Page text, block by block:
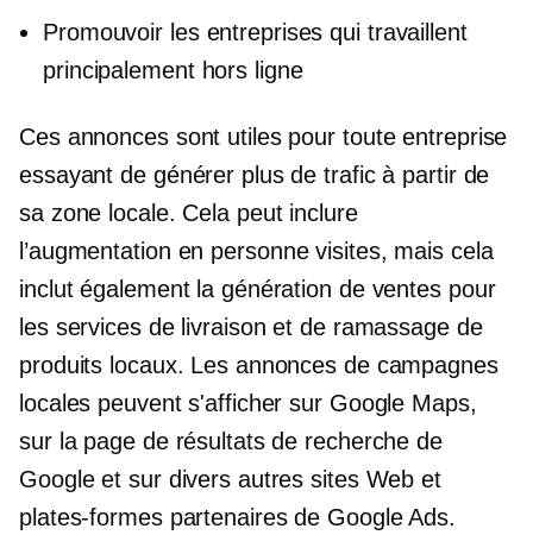
Promouvoir les entreprises qui travaillent
principalement hors ligne
Ces annonces sont utiles pour toute entreprise
essayant de générer plus de trafic à partir de
sa zone locale. Cela peut inclure
l’augmentation en personnevisites, mais cela
inclut également la génération de ventes pour
les services de livraison et de ramassage de
produits locaux. Les annonces de campagnes
locales peuvent s'afficher sur Google Maps,
sur la page de résultats de recherche de
Google et sur divers autres sites Web et
plates-formes partenaires de Google Ads.